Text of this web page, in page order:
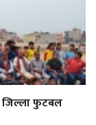
जिल्ला फुटबल